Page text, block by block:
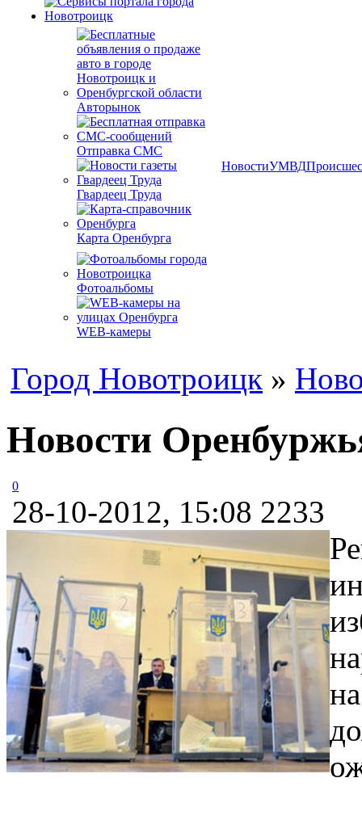
Авторынок
Отправка СМС
Гвардеец Труда
Карта Оренбурга
Фотоальбомы
WEB-камеры
НовостиУМВД
Город Новотроицк »
Новости
0
28-10-2012, 15:08 2233